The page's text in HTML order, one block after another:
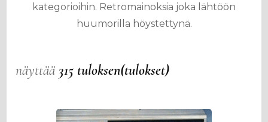
kategorioihin. Retromainoksia joka lähtöön
huumorilla höystettynä.
näyttää 315 tuloksen(tulokset)